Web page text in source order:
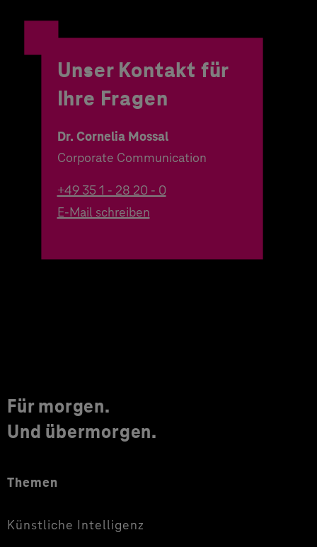
Unser Kontakt für
Ihre Fragen
Dr. Cornelia Mossal
Corporate Communication
+49 35 1 - 28 20 - 0
E-Mail schreiben
Für morgen.
Und übermorgen.
Themen
Künstliche Intelligenz